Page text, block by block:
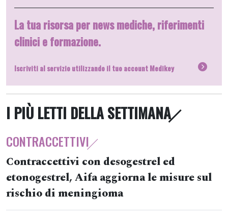
La tua risorsa per news mediche, riferimenti
clinici e formazione.
Iscriviti al servizio utilizzando il tuo account Medikey
I PIÙ LETTI DELLA SETTIMANA
CONTRACCETTIVI
Contraccettivi con desogestrel ed
etonogestrel, Aifa aggiorna le misure sul
rischio di meningioma